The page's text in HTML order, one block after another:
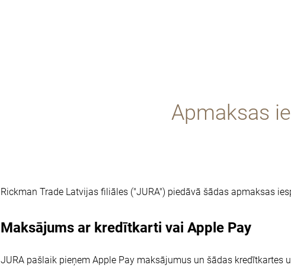
Apmaksas
Rickman Trade Latvijas filiāles ("JURA") piedāvā šādas apmaksas
Maksājums ar kredītkarti vai Apple Pay
JURA pašlaik pieņem Apple Pay maksājumus un šādas kredītkartes